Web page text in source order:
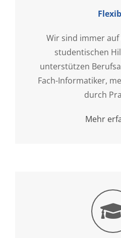
Wir sind immer auf
studentischen
unterstützen
Fach-Informatiker,
durch
Mehr